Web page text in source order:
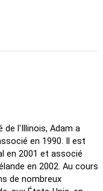
de l'Illinois, Adam a
en 1990. Il est
en 2001 et associé
en 2002. Au cours
de nombreux